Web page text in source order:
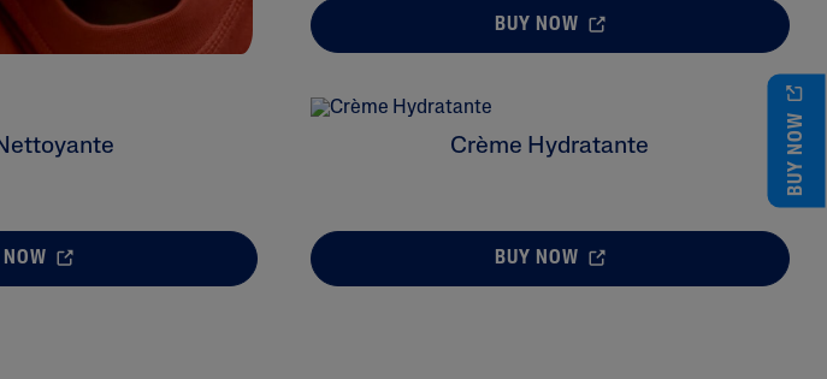
BUY NOW
NOW
Crème Hydratante
BUY NOW
BUY NOW